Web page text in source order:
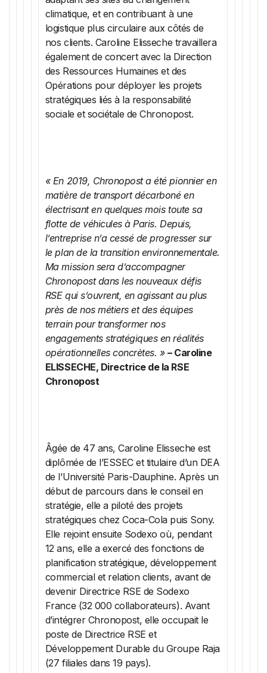
climatique, et en contribuant à une
logistique plus circulaire aux côtés de
nos clients. Caroline Elisseche travaillera
également de concert avec la Direction
des Ressources Humaines et des
Opérations pour déployer les projets
stratégiques liés à la responsabilité
sociale et sociétale de Chronopost.
« En 2019, Chronopost a été pionnier en
matière de transport décarboné en
électrisant en quelques mois toute sa
flotte de véhicules à Paris. Depuis,
l’entreprise n’a cessé de progresser sur
le plan de la transition environnementale.
Ma mission sera d’accompagner
Chronopost dans les nouveaux défis
RSE qui s’ouvrent, en agissant au plus
près de nos métiers et des équipes
terrain pour transformer nos
engagements stratégiques en réalités
opérationnelles concrètes. »– Caroline
ELISSECHE, Directrice de la RSE
Chronopost
Âgée de 47 ans, Caroline Elisseche est
diplômée de l’ESSEC et titulaire d’un DEA
de l’Université Paris-Dauphine. Après un
début de parcours dans le conseil en
stratégie, elle a piloté des projets
stratégiques chez Coca-Cola puis Sony.
Elle rejoint ensuite Sodexo où, pendant
12 ans, elle a exercé des fonctions de
planification stratégique, développement
commercial et relation clients, avant de
devenir Directrice RSE de Sodexo
France (32 000 collaborateurs). Avant
d’intégrer Chronopost, elle occupait le
poste de Directrice RSE et
Développement Durable du Groupe Raja
(27 filiales dans 19 pays).